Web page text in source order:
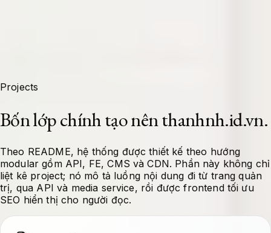
Projects
Bốn lớp chính tạo nên thanhnh.id.vn.
Theo README, hệ thống được thiết kế theo hướng
modular gồm API, FE, CMS và CDN. Phần này không chỉ
liệt kê project; nó mô tả luồng nội dung đi từ trang quản
trị, qua API và media service, rồi được frontend tối ưu
SEO hiển thị cho người đọc.